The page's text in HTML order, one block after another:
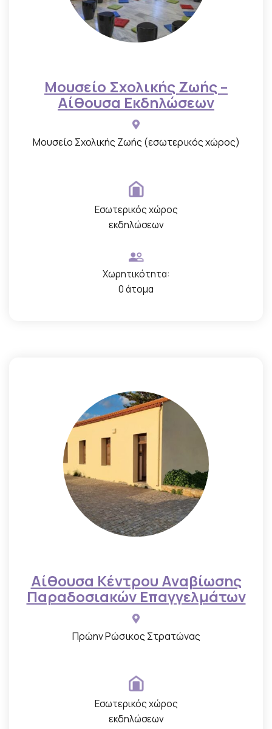
Μουσείο Σχολικής Ζωής –
Αίθουσα Εκδηλώσεων
Μουσείο Σχολικής Ζωής (εσωτερικός χώρος)
Εσωτερικός χώρος
εκδηλώσεων
Χωρητικότητα:
0 άτομα
Αίθουσα Κέντρου Αναβίωσης
Παραδοσιακών Επαγγελμάτων
Πρώην Ρώσικος Στρατώνας
Εσωτερικός χώρος
εκδηλώσεων